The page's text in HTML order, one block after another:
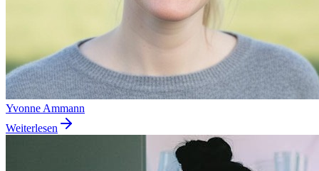
Yvonne Ammann
Weiterlesen